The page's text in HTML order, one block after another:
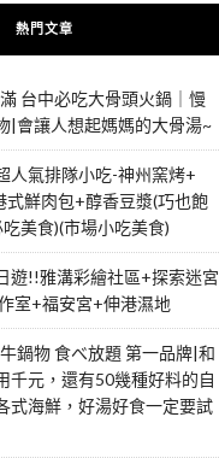
熱門文章
台中必吃大骨頭火鍋｜慢
|會讓人想起媽媽的大骨湯~
人氣排隊小吃-神州窯烤+
式鮮肉包+醇香豆漿(巧也飽
美食)(市場小吃美食)
遊!!雅溝彩繪社區+探索迷宮
室+福安宮+伸港濕地
鍋物 食べ放題 第一品牌|和
千元，還有50幾種好料的自
式海鮮，好湯好食一定要試